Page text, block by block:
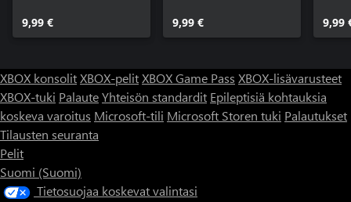
9,99 € 9,99 € 9,99
XBOX konsolitXBOX-pelitXBOX Game Pass XBOX-lisävarusteet
XBOX-tuki PalauteYhteisön standardit Epileptisiä kohtauksia
koskeva varoitus Microsoft-tili Microsoft Storen tuki Palautukset
Tilausten seuranta
Pelit
Suomi (Suomi)
Tietosuojaa koskevat valintasi